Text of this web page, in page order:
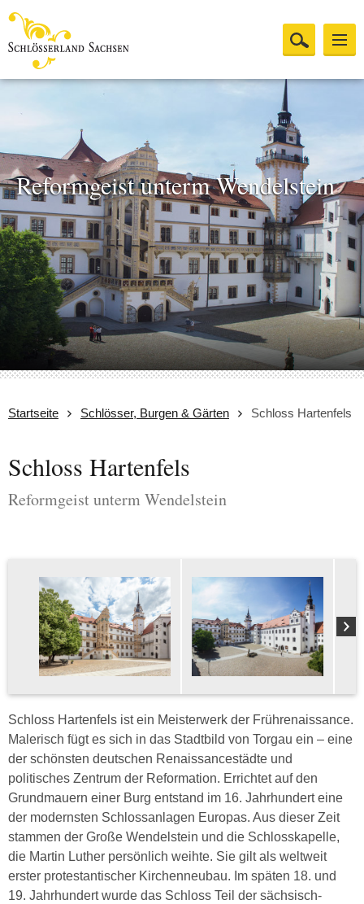
Reformgeist unterm Wendelstein
Startseite Schlösser, Burgen & Gärten Schloss Hartenfels
Schloss Hartenfels
Reformgeist unterm Wendelstein
Schloss Hartenfels ist ein Meisterwerk der Frührenaissance.
Malerisch fügt es sich in das Stadtbild von Torgau ein – eine
der schönsten deutschen Renaissancestädte und
politisches Zentrum der Reformation. Errichtet auf den
Grundmauern einer Burg entstand im 16. Jahrhundert eine
der modernsten Schlossanlagen Europas. Aus dieser Zeit
stammen der Große Wendelstein und die Schlosskapelle,
die Martin Luther persönlich weihte. Sie gilt als weltweit
erster protestantischer Kirchenneubau. Im späten 18. und
19. Jahrhundert wurde das Schloss Teil der sächsisch-